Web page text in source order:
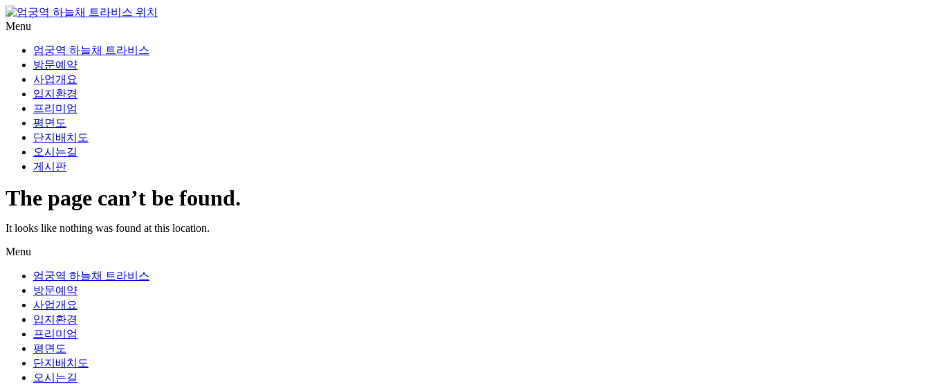
Menu
엄궁역 하늘채 트라비스
방문예약
사업개요
입지환경
프리미엄
평면도
단지배치도
오시는길
게시판
The page can’t be found.
It looks like nothing was found at this location.
Menu
엄궁역 하늘채 트라비스
방문예약
사업개요
입지환경
프리미엄
평면도
단지배치도
오시는길